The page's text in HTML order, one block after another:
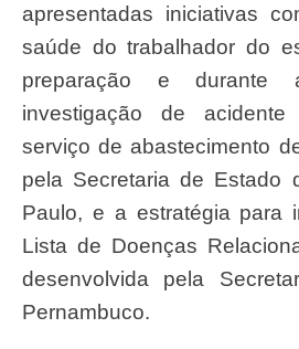
apresentadas iniciativas
saúde do trabalhador do
preparação e
investigação de
serviço de abastecimento
pela Secretaria de Estado
Paulo, e a estratégia para
Lista de Doenças
desenvolvida pela
Pernambuco.